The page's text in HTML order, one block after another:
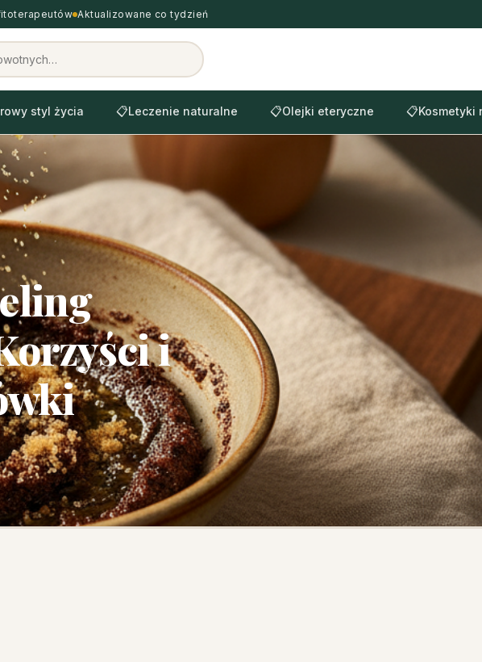
Aktualizowane co tydzień
styl życia 📋Leczenie naturalne 📋Olejki eteryczne 📋Kosmetyki
i